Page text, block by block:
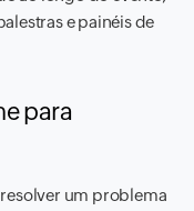
e painéis de
para
um problema